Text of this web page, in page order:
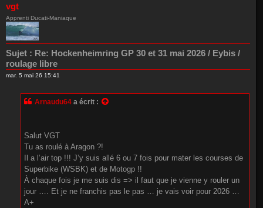
vgt
Apprenti Ducati-Maniaque
Sujet : Re: Hockenheimring GP 30 et 31 mai 2026 / Eybis /
roulage libre
mar. 5 mai 26 15:41
Arnaudu64 a écrit :
Salut VGT
Tu as roulé à Aragon ?!
Il a l’air top !!! J’y suis allé 6 ou 7 fois pour mater les courses de
Superbike (WSBK) et de Motogp !!
À chaque fois je me suis dis => il faut que je vienne y rouler un
jour …. Et je ne franchis pas le pas … je vais voir pour 2026 …
A+